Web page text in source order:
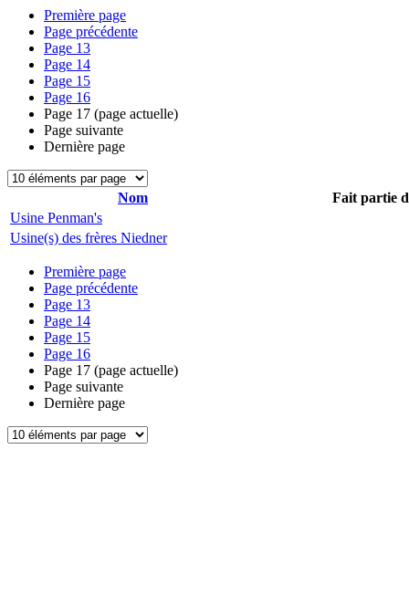
Première page
Page précédente
Page 13
Page 14
Page 15
Page 16
Page 17 (page actuelle)
Page suivante
Dernière page
Nom
Fait partie
Usine Penman's
Usine(s) des frères Niedner
Première page
Page précédente
Page 13
Page 14
Page 15
Page 16
Page 17 (page actuelle)
Page suivante
Dernière page